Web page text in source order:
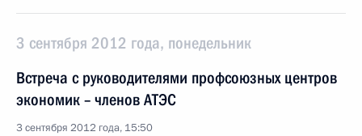
3 сентября 2012 года, понедельник
Встреча с руководителями профсоюзных центров
экономик – членов АТЭС
3 сентября 2012 года, 15:50